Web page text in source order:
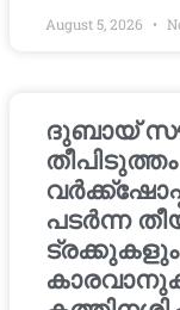
August 5, 2026
ദുബായ്
തീപിടുത്തം
പടർന്ന
ട്രക്കുകളും